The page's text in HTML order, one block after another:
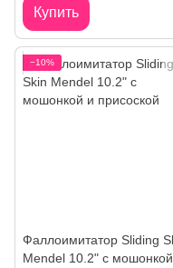
Купить
−10%
Фаллоимитатор Sliding
Mendel 10.2" с мошонкой